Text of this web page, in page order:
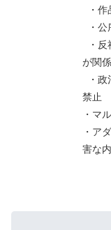
・作
・公
・反
が関
・政
禁止
・マ
・ア
害な